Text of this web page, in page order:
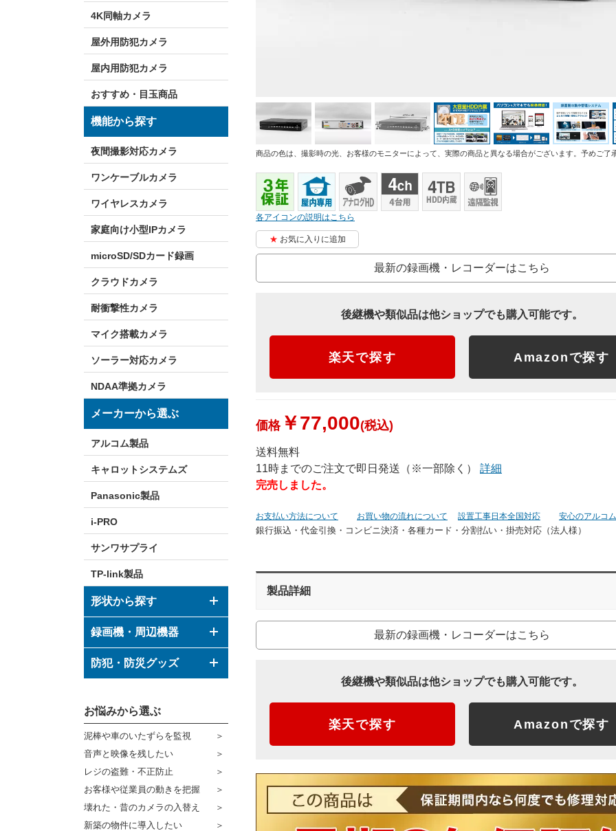
4K同軸カメラ
屋外用防犯カメラ
屋内用防犯カメラ
おすすめ・目玉商品
機能から探す
夜間撮影対応カメラ
ワンケーブルカメラ
ワイヤレスカメラ
家庭向け小型IPカメラ
microSD/SDカード録画
クラウドカメラ
耐衝撃性カメラ
マイク搭載カメラ
ソーラー対応カメラ
NDAA準拠カメラ
メーカーから選ぶ
アルコム製品
キャロットシステムズ
Panasonic製品
i-PRO
サンワサプライ
TP-link製品
形状から探す
ドーム型カメラ
ボックス型カメラ
その他形状のカメラ
録画機・周辺機器
デジタルレコーダー
ハウジング
ブラケット
ケーブル
コネクター
その他周辺機器
防犯・防災グッズ
防災グッズ
センサーライト・アラーム
防犯ステッカー
宅配ボックス
お悩みから選ぶ
泥棒や車のいたずらを監視
音声と映像を残したい
レジの盗難・不正防止
お客様や従業員の動きを把握
壊れた・昔のカメラの入替え
新築の物件に導入したい
商品の色は、撮影時の光、お客様のモニターによって、実際の商品と異なる場合がございます。予めご了
各アイコンの説明はこちら
お気に入りに追加
最新の録画機・レコーダーはこちら
後継機や類似品は他ショップでも購入可能です。
楽天で探す Amazonで探す
価格￥77,000(税込)
送料無料
11時までのご注文で即日発送（※一部除く） 詳細
完売しました。
お支払い方法について お買い物の流れについて 設置工事日本全国対応 安心のアルコ
銀行振込・代金引換・コンビニ決済・ 各種カード・分割払い・掛売対応（法人様）
製品詳細
最新の録画機・レコーダーはこちら
後継機や類似品は他ショップでも購入可能です。
楽天で探す Amazonで探す